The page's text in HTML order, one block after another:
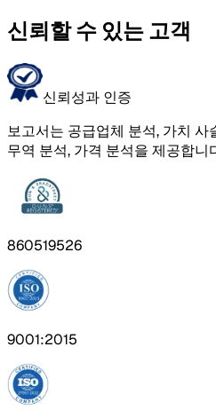
신뢰할 수 있는 고객
신뢰성과 인증
보고서는 공급업체 분석, 가치 사
무역 분석, 가격 분석을 제공합니
860519526
9001:2015